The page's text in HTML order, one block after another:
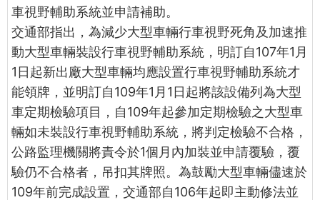
車視野輔助系統並申請補助。
交通部指出，為減少大型車輛行車視野死角及加速推
動大型車輛裝設行車視野輔助系統，明訂自107年1月
1日起新出廠大型車輛均應設置行車視野輔助系統才
能領牌，並明訂自109年1月1日起將該設備列為大型
車定期檢驗項目，自109年起參加定期檢驗之大型車
輛如未裝設行車視野輔助系統，將判定檢驗不合格，
公路監理機關將責令於1個月內加裝並申請覆驗，覆
驗仍不合格者，吊扣其牌照。為鼓勵大型車輛儘速於
109年前完成設置，交通部自106年起即主動修法並